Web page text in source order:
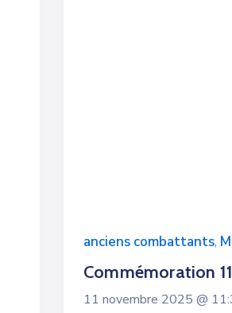
anciens combattants,
Commémoration
11 novembre 2025 @